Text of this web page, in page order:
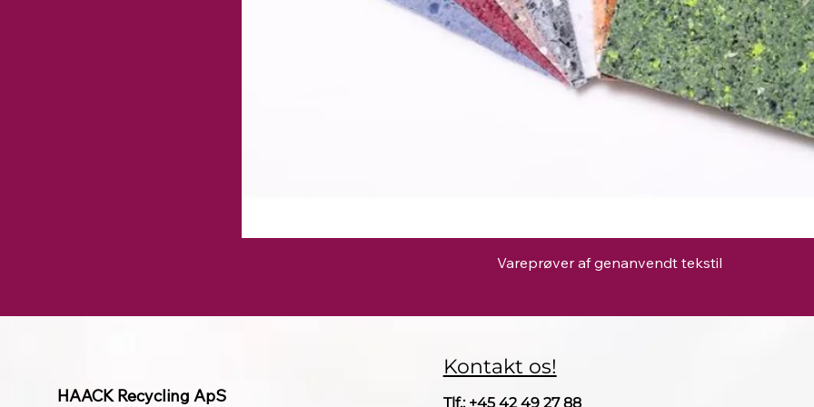
Hurtigvisning
Vareprøver af genanvendt tekstil
HAACK Recycling ApS
Kontakt os!
Tlf.: +45 42 49 2788